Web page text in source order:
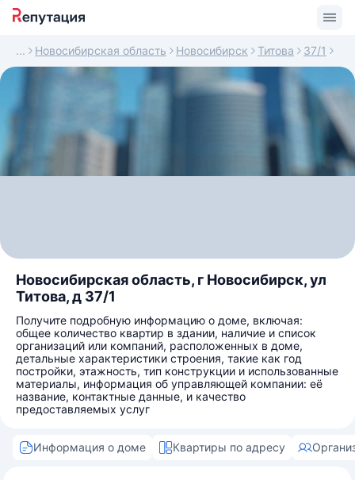
Новосибирская область Новосибирск Титова 37/1
Новосибирская область, г Новосибирск, ул
Титова, д 37/1
Получите подробную информацию о доме, включая:
общее количество квартир в здании, наличие и список
организаций или компаний, расположенных в доме,
детальные характеристики строения, такие как год
постройки, этажность, тип конструкции и использованные
материалы, информация об управляющей компании: её
название, контактные данные, и качество
предоставляемых услуг
Информация о доме Квартиры по адресу